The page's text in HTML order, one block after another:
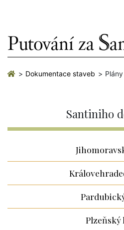
Dokumentace staveb
Santiniho
Plzeňský